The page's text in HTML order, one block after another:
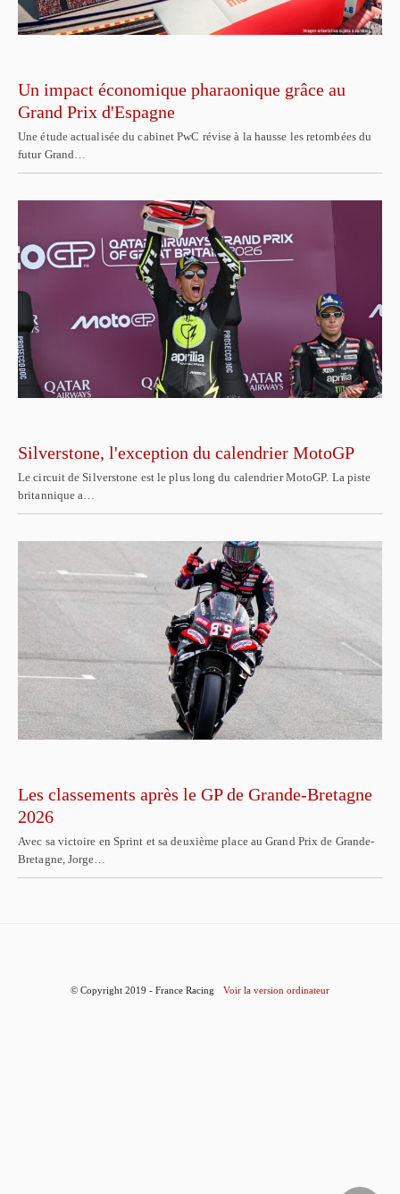
Un impact économique pharaonique grâce au
Grand Prix d'Espagne
Une étude actualisée du cabinet PwC révise à la hausse les retombées du
futur Grand…
Silverstone, l'exception du calendrier MotoGP
Le circuit de Silverstone est le plus long du calendrier MotoGP. La piste
britannique a…
Les classements après le GP de Grande-Bretagne
2026
Avec sa victoire en Sprint et sa deuxième place au Grand Prix de Grande-
Bretagne, Jorge…
© Copyright 2019 - France Racing Voir la version ordinateur